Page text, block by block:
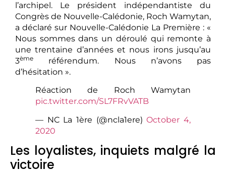
l’archipel. Le président indépendantiste du
Congrès de Nouvelle-Calédonie, Roch Wamytan,
a déclaré sur Nouvelle-Calédonie La Première : «
Nous sommes dans un déroulé qui remonte à
une trentaine d’années et nous irons jusqu’au
3ème
référendum. Nous n’avons pas
d’hésitation ».
Réaction de Roch Wamytan
pic.twitter.com/SL7FRvVATB
— NC La 1ère (@ncla1ere)October 4,
2020
Les loyalistes, inquiets malgré la
victoire